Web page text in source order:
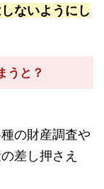
ないようにし
うと？
の財産調査や
差し押さえ